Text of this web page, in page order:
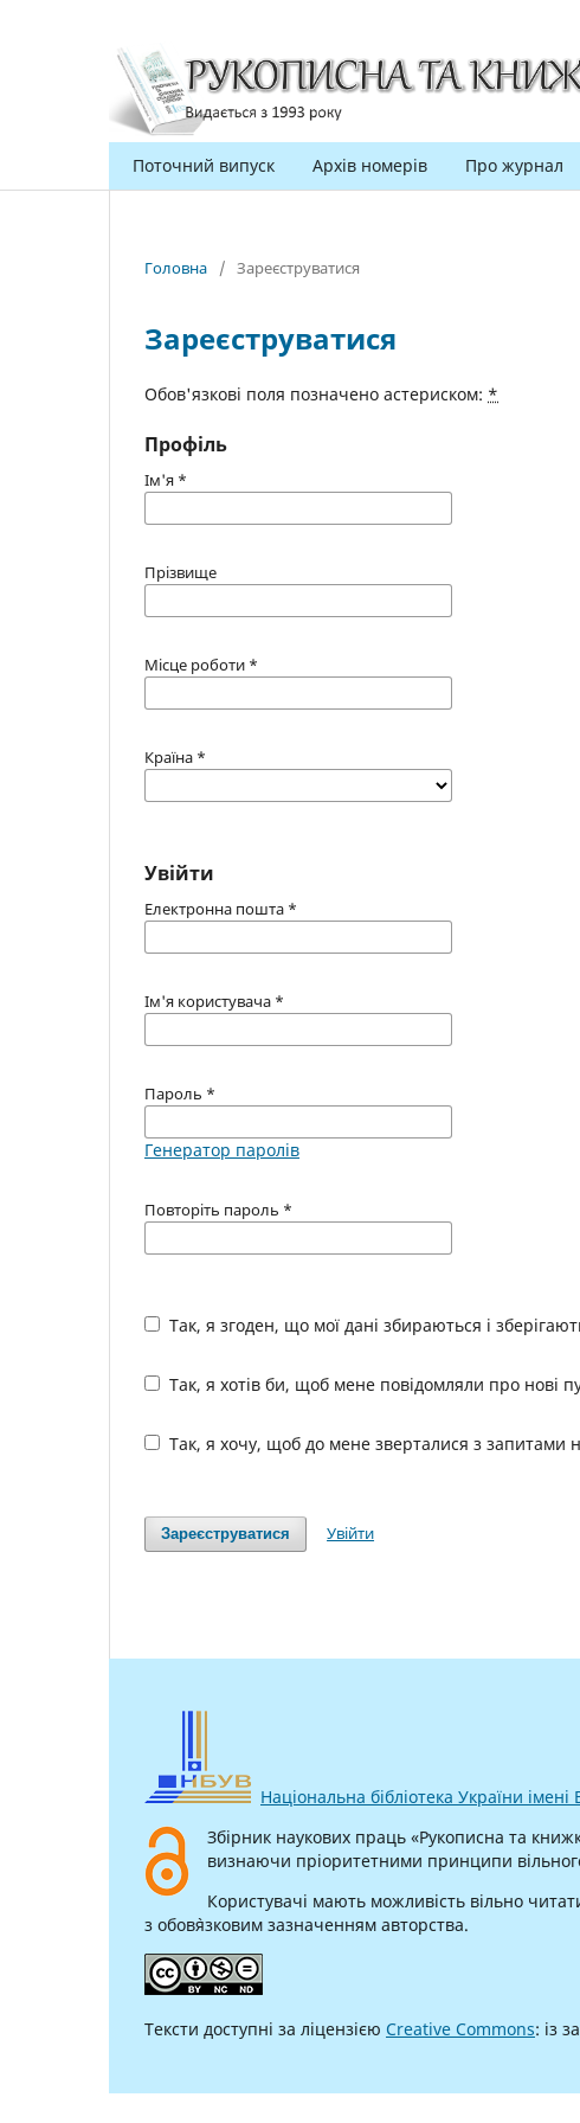
Поточний випуск Архів номерів Про журнал
Головна / Зареєструватися
Зареєструватися
Обов'язкові поля позначено астериском: *
Профіль
Ім'я *
Прізвище
Місце роботи *
Країна *
Увійти
Електронна пошта *
Ім'я користувача *
Пароль *
Генератор паролів
Повторіть пароль *
Так, я згоден, що мої дані збираються і
Так, я хотів би, щоб мене повідомляли про нові
Так, я хочу, щоб до мене зверталися з запитами
Зареєструватися Увійти
Національна бібліотека України
Збірник наукових праць «Рукописна та
визнаючи пріоритетними принципи
Користувачі мають можливість вільно
з обов`язковим зазначенням авторства.
Тексти доступні за ліцензією Creative Commons: із